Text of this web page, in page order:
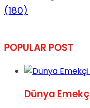
(180)
POPULAR POST
Dünya